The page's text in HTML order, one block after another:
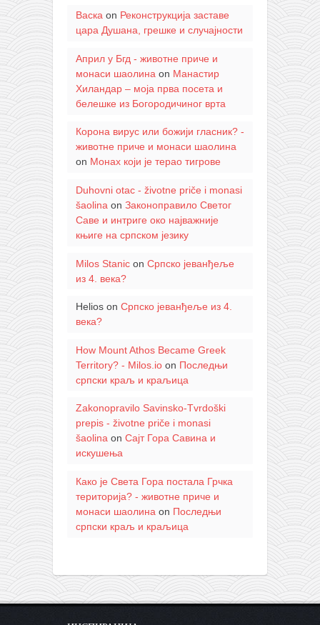
Васкаon Реконструкција заставе
цара Душана, грешке и случајности
Април у Бгд - животне приче и
монаси шаолина on Манастир
Хиландар – моја прва посета и
белешке из Богородичиног врта
Корона вирус или божији гласник? -
животне приче и монаси шаолина
on Монах који је терао тигрове
Duhovni otac - životne priče i monasi
šaolina on Законоправило Светог
Саве и интриге око најважније
књиге на српском језику
Milos Stanicon Српско јеванђеље
из 4. века?
Helioson Српско јеванђеље из 4.
века?
How Mount Athos Became Greek
Territory? - Milos.ioon Последњи
српски краљ и краљица
Zakonopravilo Savinsko-Tvrdoški
prepis - životne priče i monasi
šaolina on Сајт Гора Савина и
искушења
Како је Света Гора постала Грчка
територија? - животне приче и
монаси шаолина on Последњи
српски краљ и краљица